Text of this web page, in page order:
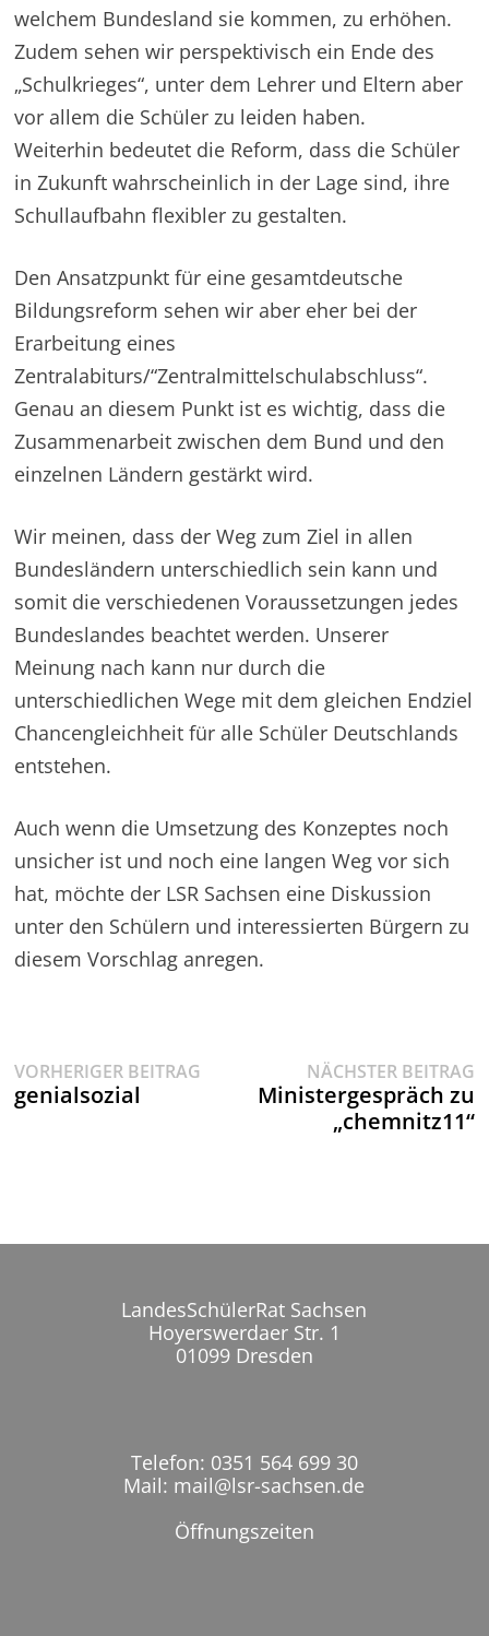
welchem Bundesland sie kommen, zu erhöhen.
Zudem sehen wir perspektivisch ein Ende des
„Schulkrieges“, unter dem Lehrer und Eltern aber
vor allem die Schüler zu leiden haben.
Weiterhin bedeutet die Reform, dass die Schüler
in Zukunft wahrscheinlich in der Lage sind, ihre
Schullaufbahn flexibler zu gestalten.
Den Ansatzpunkt für eine gesamtdeutsche
Bildungsreform sehen wir aber eher bei der
Erarbeitung eines
Zentralabiturs/“Zentralmittelschulabschluss“.
Genau an diesem Punkt ist es wichtig, dass die
Zusammenarbeit zwischen dem Bund und den
einzelnen Ländern gestärkt wird.
Wir meinen, dass der Weg zum Ziel in allen
Bundesländern unterschiedlich sein kann und
somit die verschiedenen Voraussetzungen jedes
Bundeslandes beachtet werden. Unserer
Meinung nach kann nur durch die
unterschiedlichen Wege mit dem gleichen Endziel
Chancengleichheit für alle Schüler Deutschlands
entstehen.
Auch wenn die Umsetzung des Konzeptes noch
unsicher ist und noch eine langen Weg vor sich
hat, möchte der LSR Sachsen eine Diskussion
unter den Schülern und interessierten Bürgern zu
diesem Vorschlag anregen.
Beitragsnavigation
VORHERIGER BEITRAG
Beitrag:
genialsozial
NÄCHSTER BEITRAG
Ministergespräch zu
„chemnitz11“
LandesSchülerRat Sachsen
Hoyerswerdaer Str. 1
01099 Dresden
Telefon: 0351 564 699 30
Mail: mail@lsr-sachsen.de
Öffnungszeiten